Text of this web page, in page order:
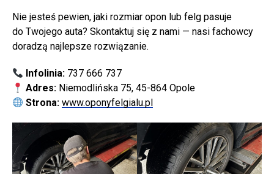
Nie jesteś pewien, jaki rozmiar opon lub felg pasuje
do Twojego auta? Skontaktuj się z nami — nasi fachowcy
doradzą najlepsze rozwiązanie.
Infolinia: 737 666 737
Adres: Niemodlińska 75, 45-864 Opole
Strona: www.oponyfelgialu.pl